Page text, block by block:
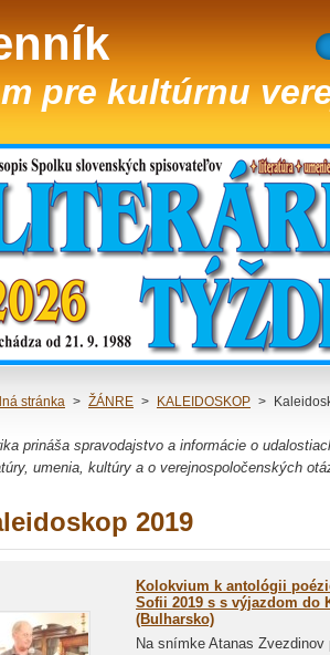
pre kultúrnu
stránka > ŽÁNRE > KALEIDOSKOP >
prináša spravodajstvo a informácie o
umenia, kultúry a o verejnospoločenských
2019
Kolokvium k antológii
Sofii 2019 s s výjazdom do
(Bulharsko)
Na snímke Atanas Zvezdinov